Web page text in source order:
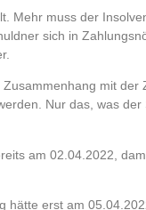
Mehr muss der
sich in
mit der
Nur das, was
am 02.04.2022,
erst am